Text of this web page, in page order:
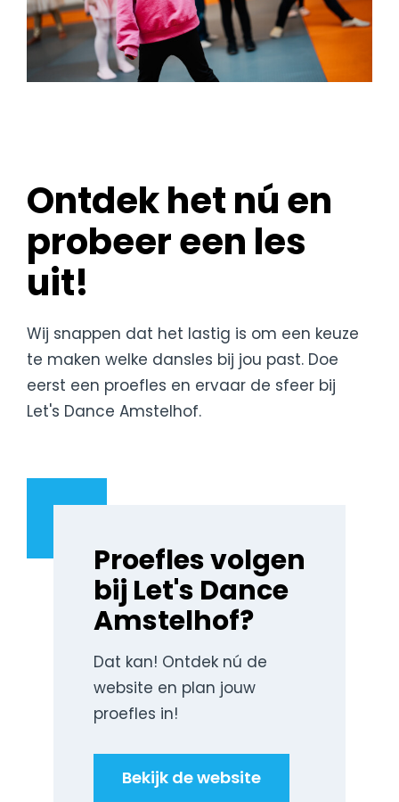
Ontdek het nú en
probeer een les
uit!
Wij snappen dat het lastig is om een keuze
te maken welke dansles bij jou past. Doe
eerst een proefles en ervaar de sfeer bij
Let's Dance Amstelhof.
Proefles volgen
bij Let's Dance
Amstelhof?
Dat kan! Ontdek nú de
website en plan jouw
proefles in!
Bekijk de website